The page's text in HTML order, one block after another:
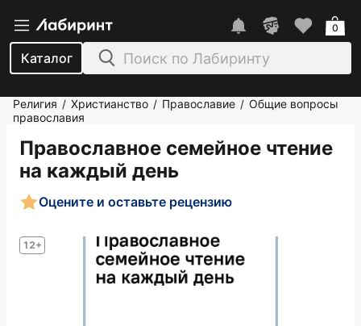
Каталог
0
Религия / Христианство / Православие / Общие вопросы
православия
Православное семейное чтение
на каждый день
12+
Оцените и оставьте рецензию